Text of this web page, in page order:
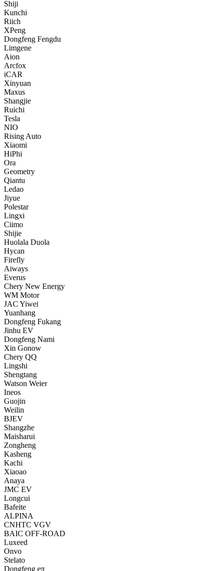
Shiji
Kunchi
Riich
XPeng
Dongfeng Fengdu
Limgene
Aion
Arcfox
iCAR
Xinyuan
Maxus
Shangjie
Ruichi
Tesla
NIO
Rising Auto
Xiaomi
HiPhi
Ora
Geometry
Qiantu
Ledao
Jiyue
Polestar
Lingxi
Ciimo
Shijie
Huolala Duola
Hycan
Firefly
Aiways
Everus
Chery New Energy
WM Motor
JAC Yiwei
Yuanhang
Dongfeng Fukang
Jinhu EV
Dongfeng Nami
Xin Gonow
Chery QQ
Lingshi
Shengtang
Watson Weier
Ineos
Guojin
Weilin
BJEV
Shangzhe
Maisharui
Zongheng
Kasheng
Kachi
Xiaoao
Anaya
JMC EV
Longcui
Bafeite
ALPINA
CNHTC VGV
BAIC OFF-ROAD
Luxeed
Onvo
Stelato
Dongfeng eπ